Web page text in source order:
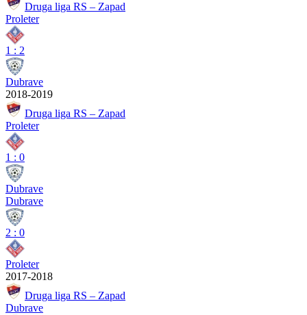
Druga liga RS – Zapad
Proleter
1 : 2
Dubrave
2018-2019
Druga liga RS – Zapad
Proleter
1 : 0
Dubrave
Dubrave
2 : 0
Proleter
2017-2018
Druga liga RS – Zapad
Dubrave